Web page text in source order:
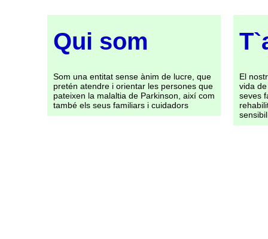
Qui som
Som una entitat sense ànim de lucre, que
pretén atendre i orientar les persones que
pateixen la malaltia de Parkinson, així com
també els seus familiars i cuidadors
El
vida
seves